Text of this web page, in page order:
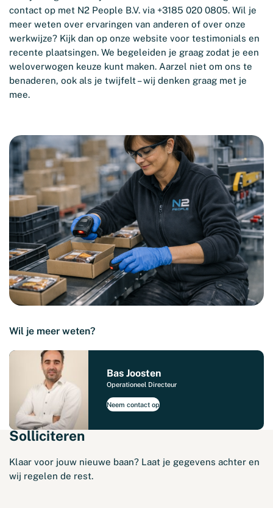
Wil je meer weten?
Bas Joosten
Operationeel Directeur
Neem contact op
contact op met N2 People B.V. via +3185 020 0805. Wil je
meer weten over ervaringen van anderen of over onze
werkwijze? Kijk dan op onze website voor testimonials en
recente plaatsingen. We begeleiden je graag zodat je een
weloverwogen keuze kunt maken. Aarzel niet om ons te
benaderen, ook als je twijfelt – wij denken graag met je
mee.
Solliciteren
Klaar voor jouw nieuwe baan? Laat je gegevens achter en
wij regelen de rest.